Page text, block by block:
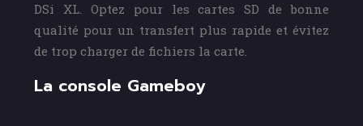
DSi XL. Optez pour les cartes SD de bonne
qualité pour un transfert plus rapide et évitez
de trop charger de fichiers la carte.
La console Gameboy